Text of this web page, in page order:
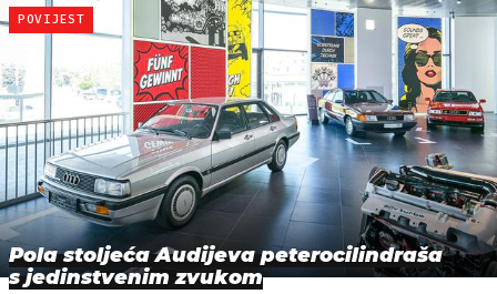
POVIJEST
Pola stoljeća Audijeva peterocilindraša
s jedinstvenim zvukom